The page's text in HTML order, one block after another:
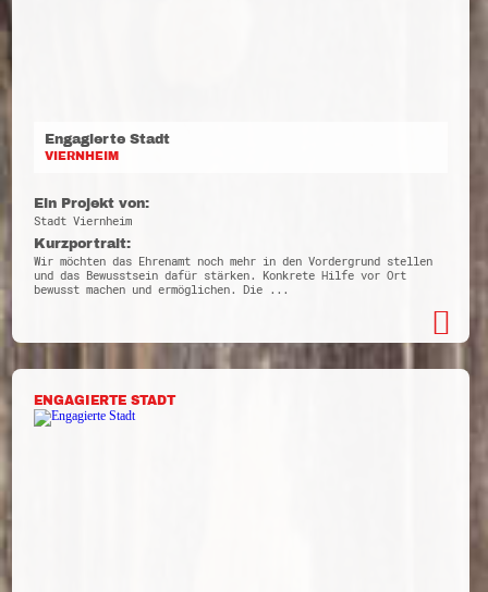
Engagierte Stadt
VIERNHEIM
Ein Projekt von:
Stadt Viernheim
Kurzportrait:
Wir möchten das Ehrenamt noch mehr in den Vordergrund stellen
und das Bewusstsein dafür stärken. Konkrete Hilfe vor Ort
bewusst machen und ermöglichen. Die ...
ENGAGIERTE STADT